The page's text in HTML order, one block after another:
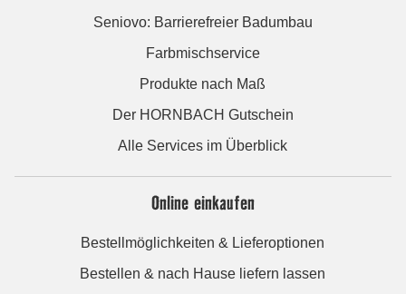
Seniovo: Barrierefreier Badumbau
Farbmischservice
Produkte nach Maß
Der HORNBACH Gutschein
Alle Services im Überblick
Online einkaufen
Bestellmöglichkeiten & Lieferoptionen
Bestellen & nach Hause liefern lassen